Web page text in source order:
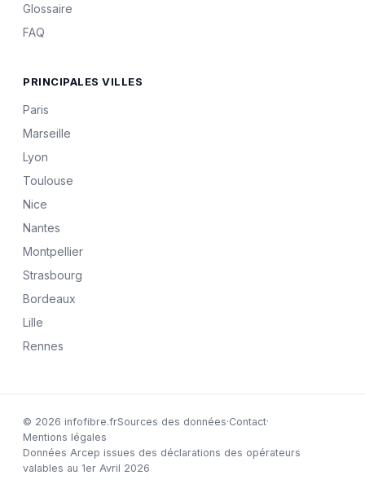
Glossaire
FAQ
PRINCIPALES VILLES
Paris
Marseille
Lyon
Toulouse
Nice
Nantes
Montpellier
Strasbourg
Bordeaux
Lille
Rennes
© 2026 infofibre.frSources des données·Contact·
Mentions légales
Données Arcep issues des déclarations des opérateurs
valables au 1er Avril 2026